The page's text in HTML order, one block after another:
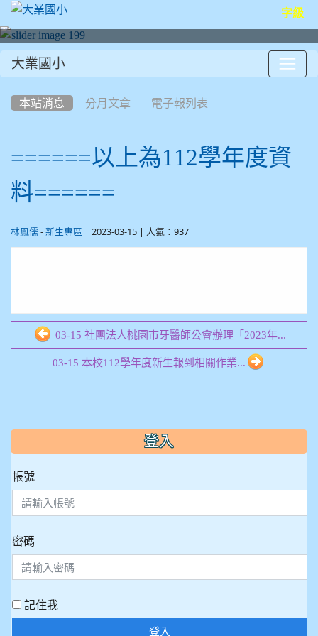
字級
大業國小
本站消息 分月文章 電子報列表
======以上為112學年度資
料======
林鳳儒 - 新生專區 | 2023-03-15 | 人氣：937
03-15 社團法人桃園市牙醫師公會辦理「2023年...
03-15 本校112學年度新生報到相關作業...
::: 登入
帳號
密碼
記住我
登入